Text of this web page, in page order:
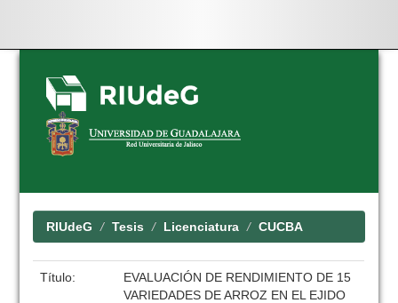
Skip
navigation
RIUdeG Tesis Licenciatura CUCBA
Título:
EVALUACIÓN DE RENDIMIENTO DE 15
VARIEDADES DE ARROZ EN EL EJIDO